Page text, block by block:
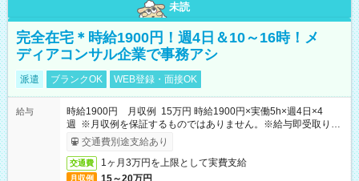
未読
完全在宅＊時給1900円！週4日＆10～16時！メ
ディアコンサル企業で事務アシ
派遣 ブランクOK WEB登録・面接OK
給与
時給1900円 月収例 15万円 時給1900円×実働5h×週4日×4
週 ※月収例を保証するものではありません。※給与即受取りサ
ービス利用可（利用条件有）
交通費別途支給あり
交通費 1ヶ月3万円を上限として実費支給
月収例 15～20万円